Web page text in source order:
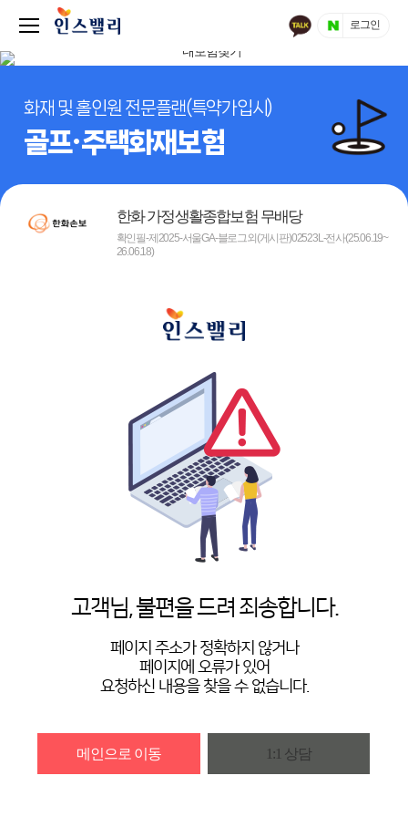
로그인
화재 및 홀인원 전문플랜(특약가입시)
골프·주택화재보험
한화 가정생활종합보험 무배당
확인필-제2025-서울GA-블로그외(게시판)02523L-전사(25.06.19~
26.06.18)
고객님, 불편을 드려 죄송합니다.
페이지 주소가 정확하지 않거나
페이지에 오류가 있어
요청하신 내용을 찾을 수 없습니다.
메인으로 이동 1:1 상담